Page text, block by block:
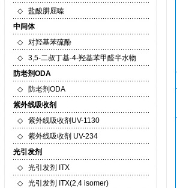
◇
盐酸肼屈嗪
中间体
◇
对羟基苯硫酚
◇
3,5-二叔丁基-4-羟基苯甲醛半水物
防老剂ODA
◇
防老剂ODA
紫外线吸收剂
◇
紫外线吸收剂UV-1130
◇
紫外线吸收剂 UV-234
光引发剂
◇
光引发剂 ITX
◇
光引发剂 ITX(2,4 isomer)